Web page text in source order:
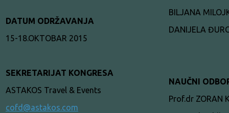
DATUM ODRŽAVANJA
15-18.OKTOBAR 2015
SEKRETARIJAT KONGRESA
ASTAKOS Travel & Events
cofd@astakos.com
BILJANA
DANIJELA
NAUČNI
Prof.dr ZORAN